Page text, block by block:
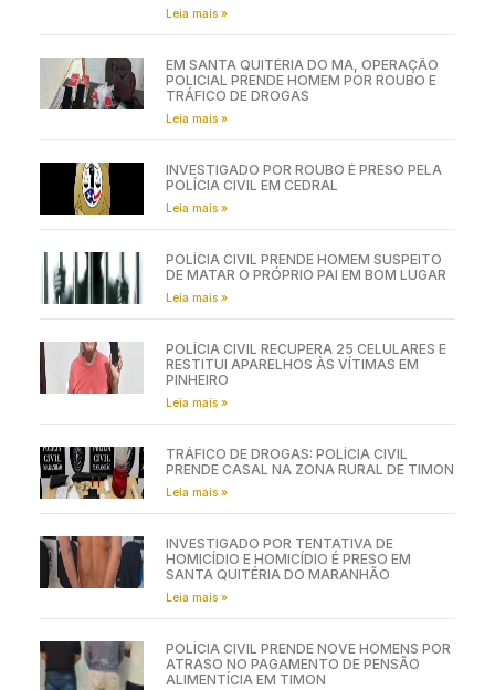
Leia mais »
EM SANTA QUITÉRIA DO MA, OPERAÇÃO
POLICIAL PRENDE HOMEM POR ROUBO E
TRÁFICO DE DROGAS
Leia mais »
INVESTIGADO POR ROUBO É PRESO PELA
POLÍCIA CIVIL EM CEDRAL
Leia mais »
POLÍCIA CIVIL PRENDE HOMEM SUSPEITO
DE MATAR O PRÓPRIO PAI EM BOM LUGAR
Leia mais »
POLÍCIA CIVIL RECUPERA 25 CELULARES E
RESTITUI APARELHOS ÀS VÍTIMAS EM
PINHEIRO
Leia mais »
TRÁFICO DE DROGAS: POLÍCIA CIVIL
PRENDE CASAL NA ZONA RURAL DE TIMON
Leia mais »
INVESTIGADO POR TENTATIVA DE
HOMICÍDIO E HOMICÍDIO É PRESO EM
SANTA QUITÉRIA DO MARANHÃO
Leia mais »
POLÍCIA CIVIL PRENDE NOVE HOMENS POR
ATRASO NO PAGAMENTO DE PENSÃO
ALIMENTÍCIA EM TIMON